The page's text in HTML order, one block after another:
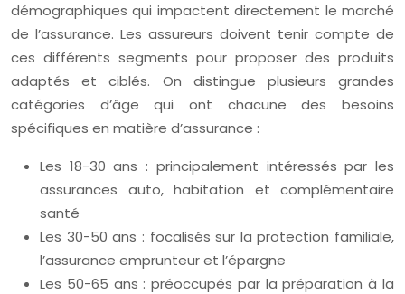
démographiques qui impactent directement le marché
de l’assurance. Les assureurs doivent tenir compte de
ces différents segments pour proposer des produits
adaptés et ciblés. On distingue plusieurs grandes
catégories d’âge qui ont chacune des besoins
spécifiques en matière d’assurance :
Les 18-30 ans : principalement intéressés par les
assurances auto, habitation et complémentaire
santé
Les 30-50 ans : focalisés sur la protection familiale,
l’assurance emprunteur et l’épargne
Les 50-65 ans : préoccupés par la préparation à la